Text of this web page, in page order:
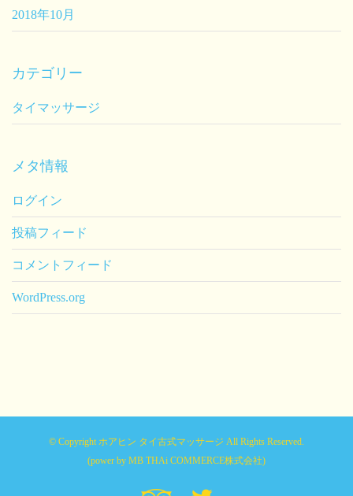
2018年10月
カテゴリー
タイマッサージ
メタ情報
ログイン
投稿フィード
コメントフィード
WordPress.org
© Copyright ホアヒン タイ古式マッサージ All Rights Reserved.
(power by MB THAi COMMERCE株式会社)